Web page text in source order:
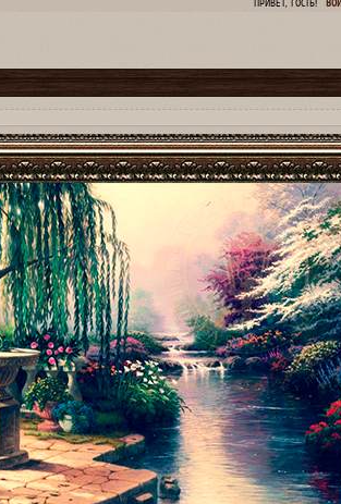
ПРИВЕТ, ГОСТЬ!